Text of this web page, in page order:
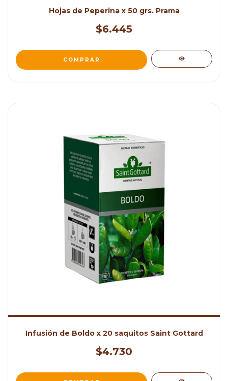
Hojas de Peperina x 50 grs. Prama
$6.445
Infusión de Boldo x 20 saquitos Saint Gottard
$4.730